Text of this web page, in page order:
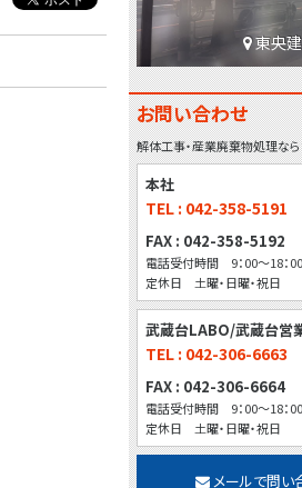
東央建
お問い合わせ
解体工事・産業廃棄物処理な
本社
TEL : 042-358-5191
FAX : 042-358-5192
電話受付時間 9：00～18：00
定休日 土曜・日曜・祝日
武蔵台LABO/武蔵台営
TEL : 042-306-6663
FAX : 042-306-6664
電話受付時間 9：00～18：00
定休日 土曜・日曜・祝日
メールで問い